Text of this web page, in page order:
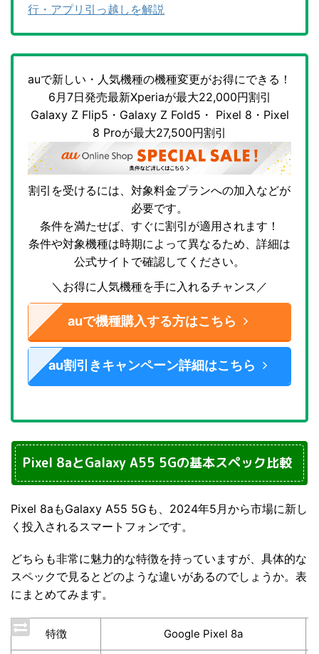
行・アプリ引っ越しを解説
auで新しい・人気機種の機種変更がお得にできる！
6月7日発売最新Xperiaが最大22,000円割引
Galaxy Z Flip5・Galaxy Z Fold5・ Pixel 8・Pixel
8 Proが最大27,500円割引
割引を受けるには、対象料金プランへの加入などが
必要です。
条件を満たせば、すぐに割引が適用されます！
条件や対象機種は時期によって異なるため、詳細は
公式サイトで確認してください。
＼お得に人気機種を手に入れるチャンス／
auで機種購入する方はこちら
au割引きキャンペーン詳細はこちら
Pixel 8aとGalaxy A55 5Gの基本スペック比較
Pixel 8aもGalaxy A55 5Gも、2024年5月から市場に新し
く投入されるスマートフォンです。
どちらも非常に魅力的な特徴を持っていますが、具体的な
スペックで見るとどのような違いがあるのでしょうか。表
にまとめてみます。
特徴 Google Pixel 8a